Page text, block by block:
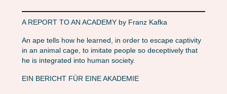
A REPORT TO AN ACADEMY by Franz Kafka
An ape tells how he learned, in order to escape captivity
in an animal cage, to imitate people so deceptively that
he is integrated into human society.
EIN BERICHT FÜR EINE AKADEMIE